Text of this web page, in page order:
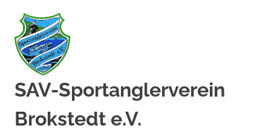
Inhalt
springen
SAV-Sportanglerverein
Brokstedt e.V.